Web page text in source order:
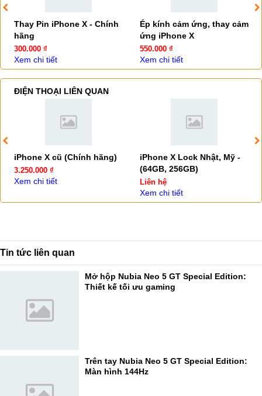
Thay Pin iPhone X - Chính
hãng
300.000 ₫
Xem chi tiết
Ép kính cảm ứng, thay cảm
ứng iPhone X
550.000 ₫
Xem chi tiết
ĐIỆN THOẠI LIÊN QUAN
iPhone X cũ (Chính hãng)
3.250.000 ₫
Xem chi tiết
iPhone X Lock Nhật, Mỹ -
(64GB, 256GB)
Liên hệ
Xem chi tiết
Tin tức liên quan
Mở hộp Nubia Neo 5 GT Special Edition:
Thiết kế tối ưu gaming
Trên tay Nubia Neo 5 GT Special Edition:
Màn hình 144Hz